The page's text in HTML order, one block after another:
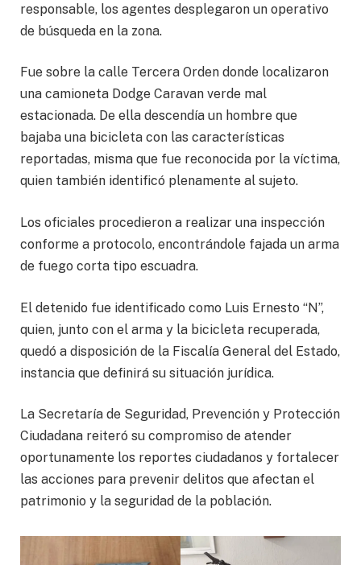
responsable, los agentes desplegaron un operativo
de búsqueda en la zona.
Fue sobre la calle Tercera Orden donde localizaron
una camioneta Dodge Caravan verde mal
estacionada. De ella descendía un hombre que
bajaba una bicicleta con las características
reportadas, misma que fue reconocida por la víctima,
quien también identificó plenamente al sujeto.
Los oficiales procedieron a realizar una inspección
conforme a protocolo, encontrándole fajada un arma
de fuego corta tipo escuadra.
El detenido fue identificado como Luis Ernesto “N”,
quien, junto con el arma y la bicicleta recuperada,
quedó a disposición de la Fiscalía General del Estado,
instancia que definirá su situación jurídica.
La Secretaría de Seguridad, Prevención y Protección
Ciudadana reiteró su compromiso de atender
oportunamente los reportes ciudadanos y fortalecer
las acciones para prevenir delitos que afectan el
patrimonio y la seguridad de la población.